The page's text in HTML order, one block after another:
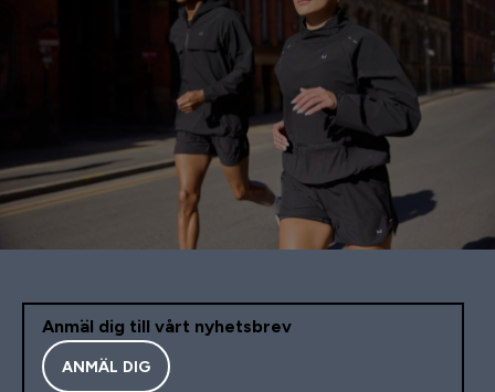
Anmäl dig till vårt nyhetsbrev
ANMÄL DIG